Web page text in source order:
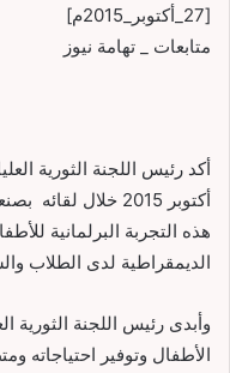
[27_أكتوبر_2015م]
متابعات _ تهامة نيوز
أكتوبر 2015 خلال
هذه التجربة البرلمانية
الديمقراطية لدى الطلاب
وأبدى رئيس اللجنة الثورية
الأطفال وتوفير احتياجاته